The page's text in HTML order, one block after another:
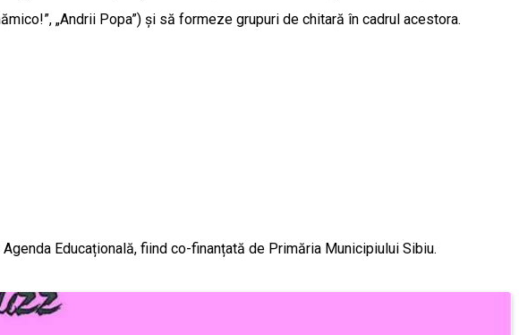
„Andrii Popa”) și să formeze grupuri de chitară în cadrul acestora.
Educațională, fiind co-finanțată de Primăria Municipiului Sibiu.